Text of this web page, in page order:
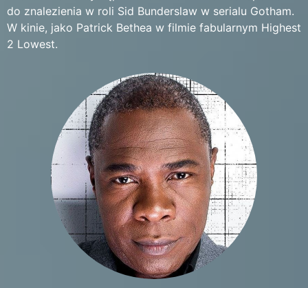
do znalezienia w roli Sid Bunderslaw w serialu Gotham.
W kinie, jako Patrick Bethea w filmie fabularnym Highest
2 Lowest.